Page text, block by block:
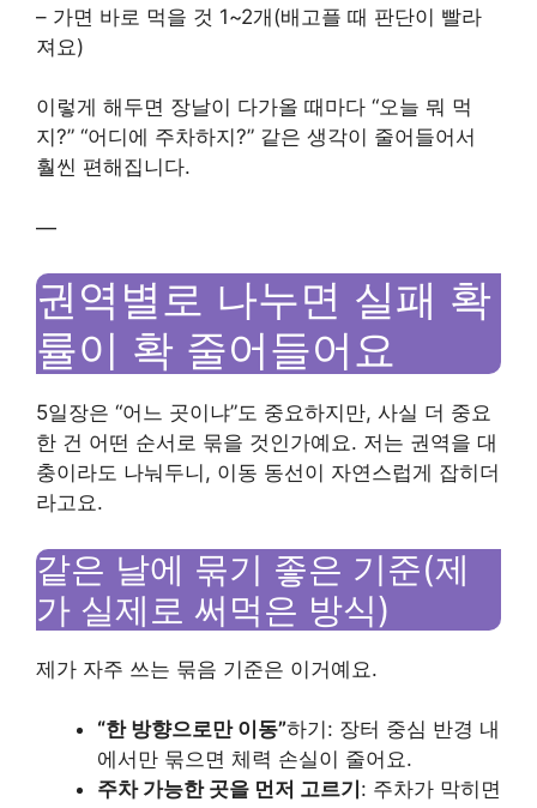
– 가면 바로 먹을 것 1~2개(배고플 때 판단이 빨라
져요)
이렇게 해두면 장날이 다가올 때마다 “오늘 뭐 먹
지?” “어디에 주차하지?” 같은 생각이 줄어들어서
훨씬 편해집니다.
—
권역별로 나누면 실패 확
률이 확 줄어들어요
5일장은 “어느 곳이냐”도 중요하지만, 사실 더 중요
한 건 어떤 순서로 묶을 것인가예요. 저는 권역을 대
충이라도 나눠두니, 이동 동선이 자연스럽게 잡히더
라고요.
같은 날에 묶기 좋은 기준(제
가 실제로 써먹은 방식)
제가 자주 쓰는 묶음 기준은 이거예요.
“한 방향으로만 이동”하기: 장터 중심 반경 내
에서만 묶으면 체력 손실이 줄어요.
주차 가능한 곳을 먼저 고르기 : 주차가 막히면